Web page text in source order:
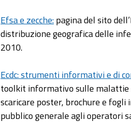
Efsa e zecche:pagina del sito
distribuzione geografica delle
2010.
Ecdc: strumenti informativi e di
toolkit informativo sulle malattie
scaricare poster, brochure e
pubblico generale agli operatori